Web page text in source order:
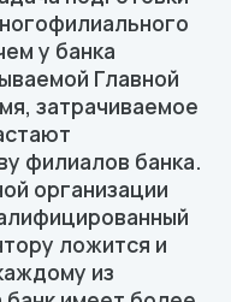
у банка
Главной
затрачиваемое
филиалов банка.
организации
ложится и
из